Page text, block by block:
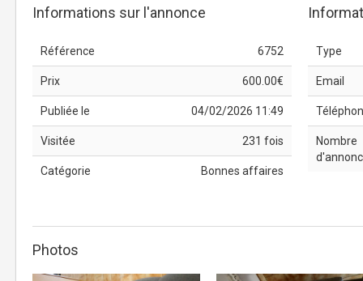
Informations sur l'annonce
Référence 6752
Prix 600.00€
Publiée le 04/02/2026 11:49
Visitée 231 fois
Catégorie Bonnes affaires
Type
Email
Nombre
Photos